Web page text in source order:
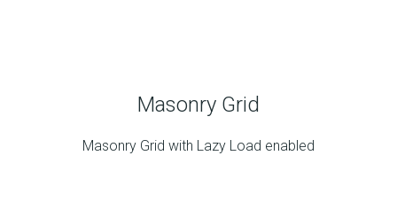
Masonry Grid
Masonry Grid with Lazy Load enabled